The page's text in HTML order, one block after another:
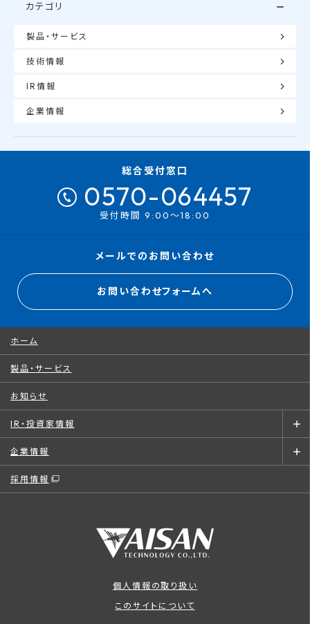
カテゴリ
製品・サービス
技術情報
IR情報
企業情報
総合受付窓口
0570-064457
受付時間 9:00～18:00
メールでのお問い合わせ
お問い合わせフォームへ
ホーム
製品・サービス
お知らせ
IR・投資家情報
企業情報
採用情報
個人情報の取り扱い
このサイトについて